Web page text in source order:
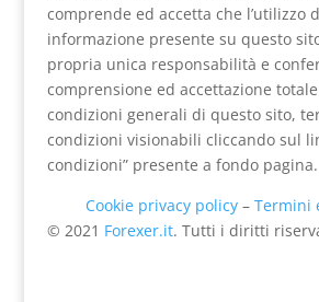
comprende ed accetta che l’utilizzo
informazione presente su questo
propria unica responsabilità e
comprensione ed accettazione
condizioni generali di questo sito,
condizioni visionabili cliccando sul
condizioni” presente a fondo pagina.
Cookie privacy policy –Termini
© 2021 Forexer.it. Tutti i diritti